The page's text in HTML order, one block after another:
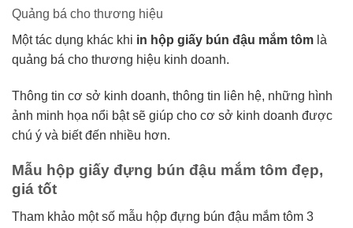
Quảng bá cho thương hiệu
Một tác dụng khác khi in hộp giấy bún đậu mắm tôm là
quảng bá cho thương hiệu kinh doanh.
Thông tin cơ sở kinh doanh, thông tin liên hệ, những hình
ảnh minh họa nổi bật sẽ giúp cho cơ sở kinh doanh được
chú ý và biết đến nhiều hơn.
Mẫu hộp giấy đựng bún đậu mắm tôm đẹp,
giá tốt
Tham khảo một số mẫu hộp đựng bún đậu mắm tôm 3